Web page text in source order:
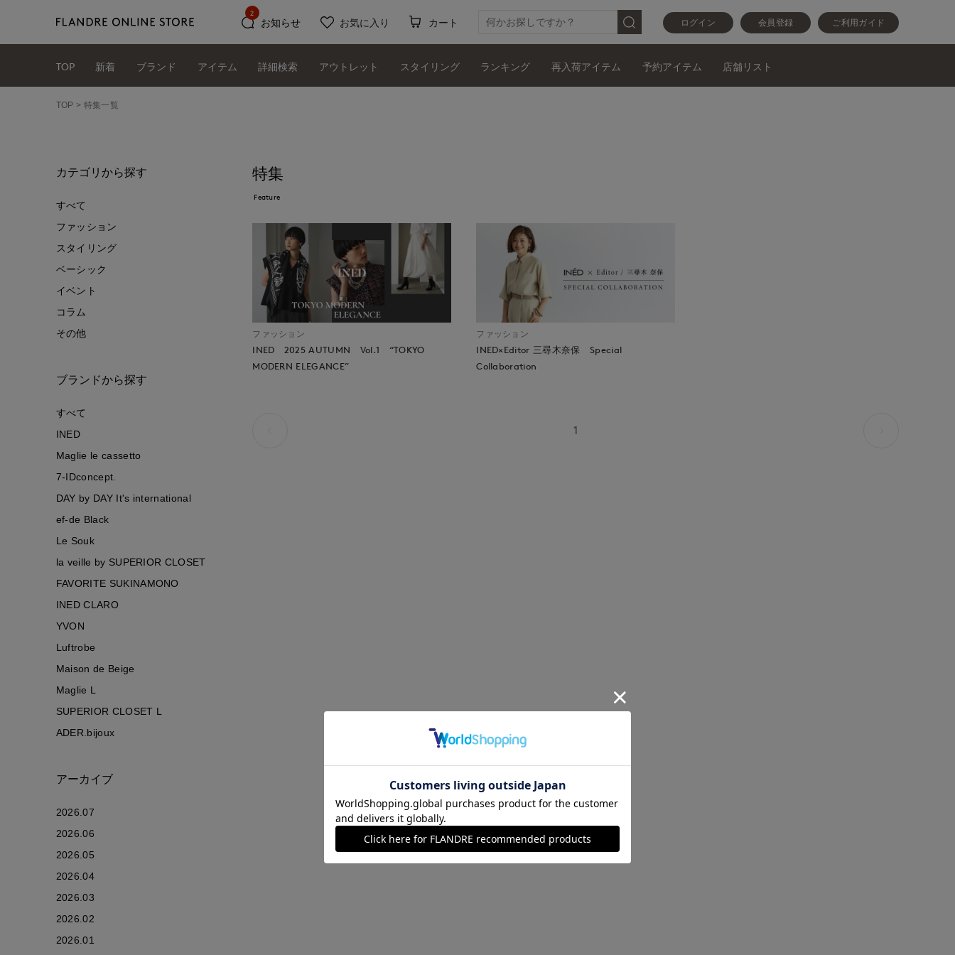
ログイン 会員登録 ご利用ガイド
お知らせ
2
お気に入り カート
TOP 新着 ブランド アイテム 詳細検索 アウトレット スタイリング ランキング 再入荷アイテム 予約アイテム 店舗リスト
TOP 特集一覧
特集
Feature
ファッション
INED 2025 AUTUMN Vol.1 “TOKYO
MODERN ELEGANCE”
ファッション
INED×Editor 三尋木奈保 Special
Collaboration
1
カテゴリから探す
すべて
ファッション
スタイリング
ベーシック
イベント
コラム
その他
ブランドから探す
すべて
INED
Maglie le cassetto
7-IDconcept.
DAY by DAY It's international
ef-de Black
Le Souk
la veille by SUPERIOR CLOSET
FAVORITE SUKINAMONO
INED CLARO
YVON
Luftrobe
Maison de Beige
Maglie L
SUPERIOR CLOSET L
ADER.bijoux
アーカイブ
2026.07
2026.06
2026.05
2026.04
2026.03
2026.02
2026.01